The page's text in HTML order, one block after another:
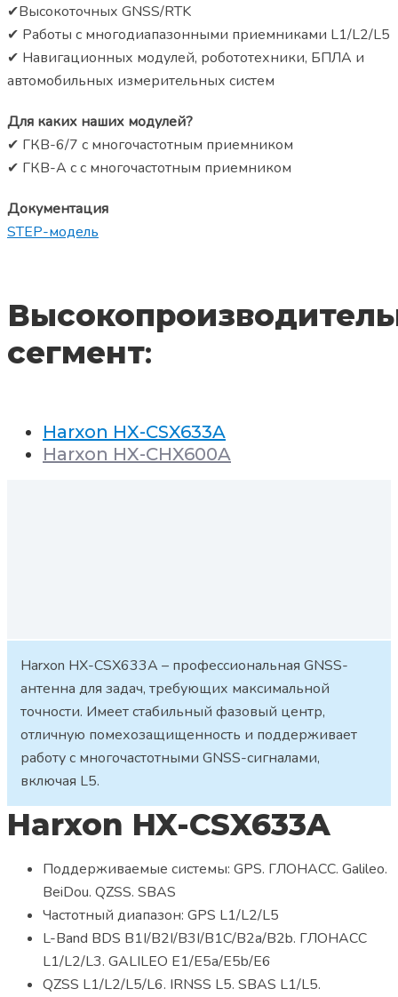
✔Высокоточных GNSS/RTK
✔ Работы с многодиапазонными приемниками L1/L2/L5
✔ Навигационных модулей, робототехники, БПЛА и
автомобильных измерительных систем
Для каких наших модулей?
✔ ГКВ-6/7 с многочастотным приемником
✔ ГКВ-А c с многочастотным приемником
Документация
STEP-модель
сегмент:
Harxon HX-CSX633A
Harxon HX-CHX600A
Harxon HX-CSX633A – профессиональная GNSS-
антенна для задач, требующих максимальной
точности. Имеет стабильный фазовый центр,
отличную помехозащищенность и поддерживает
работу с многочастотными GNSS-сигналами,
включая L5.
Harxon HX-CSX633A
Поддерживаемые системы: GPS. ГЛОНАСС. Galileo.
BeiDou. QZSS. SBAS
Частотный диапазон: GPS L1/L2/L5
L-Band BDS B1I/B2I/B3I/B1C/B2a/B2b. ГЛОНАСС
L1/L2/L3. GALILEO E1/E5a/E5b/E6
QZSS L1/L2/L5/L6. IRNSS L5. SBAS L1/L5.